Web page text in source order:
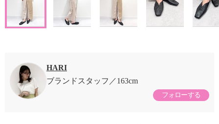
HARI
ブランドスタッフ
163cm
フォローする